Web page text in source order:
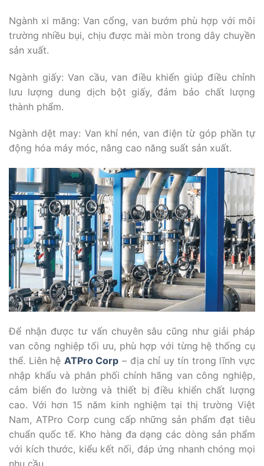
Ngành xi măng: Van cổng, van bướm phù hợp với môi
trường nhiều bụi, chịu được mài mòn trong dây chuyền
sản xuất.
Ngành giấy: Van cầu, van điều khiển giúp điều chỉnh
lưu lượng dung dịch bột giấy, đảm bảo chất lượng
thành phẩm.
Ngành dệt may: Van khí nén, van điện từ góp phần tự
động hóa máy móc, nâng cao năng suất sản xuất.
Để nhận được tư vấn chuyên sâu cũng như giải pháp
van công nghiệp tối ưu, phù hợp với từng hệ thống cụ
thể. Liên hệ ATPro Corp – địa chỉ uy tín trong lĩnh vực
nhập khẩu và phân phối chính hãng van công nghiệp,
cảm biến đo lường và thiết bị điều khiển chất lượng
cao. Với hơn 15 năm kinh nghiệm tại thị trường Việt
Nam, ATPro Corp cung cấp những sản phẩm đạt tiêu
chuẩn quốc tế. Kho hàng đa dạng các dòng sản phẩm
với kích thước, kiểu kết nối, đáp ứng nhanh chóng mọi
nhu cầu.